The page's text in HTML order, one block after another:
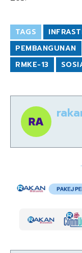
TAGS
PEMBANGUNAN
RMKE-13